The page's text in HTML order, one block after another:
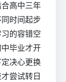
高中三年
时间起步
的容错空
毕业才开
决心更换
尝试转日